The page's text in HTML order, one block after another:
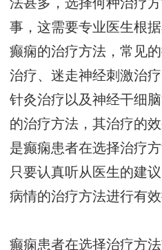
法甚多，选择何种治疗
事，这需要专业医生根
癫痫的治疗方法，常见
治疗、迷走神经刺激治
针灸治疗以及神经干细
的治疗方法，其治疗的
是癫痫患者在选择治疗
只要认真听从医生的建
病情的治疗方法进行有效
癫痫患者在选择治疗方